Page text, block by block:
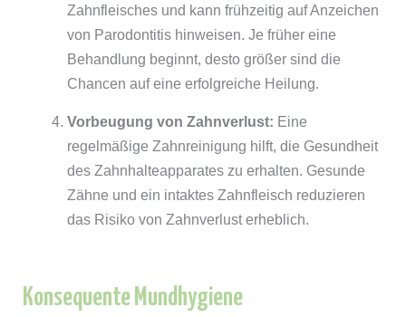
Zahnfleisches und kann frühzeitig auf Anzeichen
von Parodontitis hinweisen. Je früher eine
Behandlung beginnt, desto größer sind die
Chancen auf eine erfolgreiche Heilung.
Vorbeugung von Zahnverlust: Eine
regelmäßige Zahnreinigung hilft, die Gesundheit
des Zahnhalteapparates zu erhalten. Gesunde
Zähne und ein intaktes Zahnfleisch reduzieren
das Risiko von Zahnverlust erheblich.
Konsequente Mundhygiene